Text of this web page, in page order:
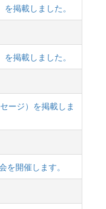
掲載しました。
掲載しました。
ージ）を掲載しま
開催します。